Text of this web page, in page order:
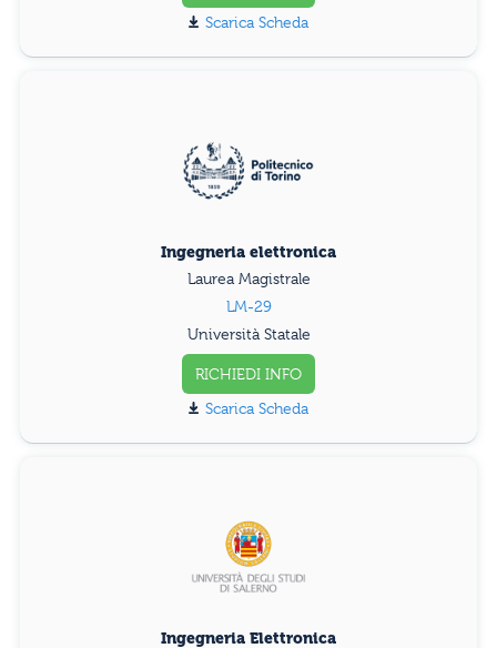
Scarica Scheda
Ingegneria elettronica
Laurea Magistrale
LM-29
Università Statale
RICHIEDI INFO
Scarica Scheda
Ingegneria Elettronica